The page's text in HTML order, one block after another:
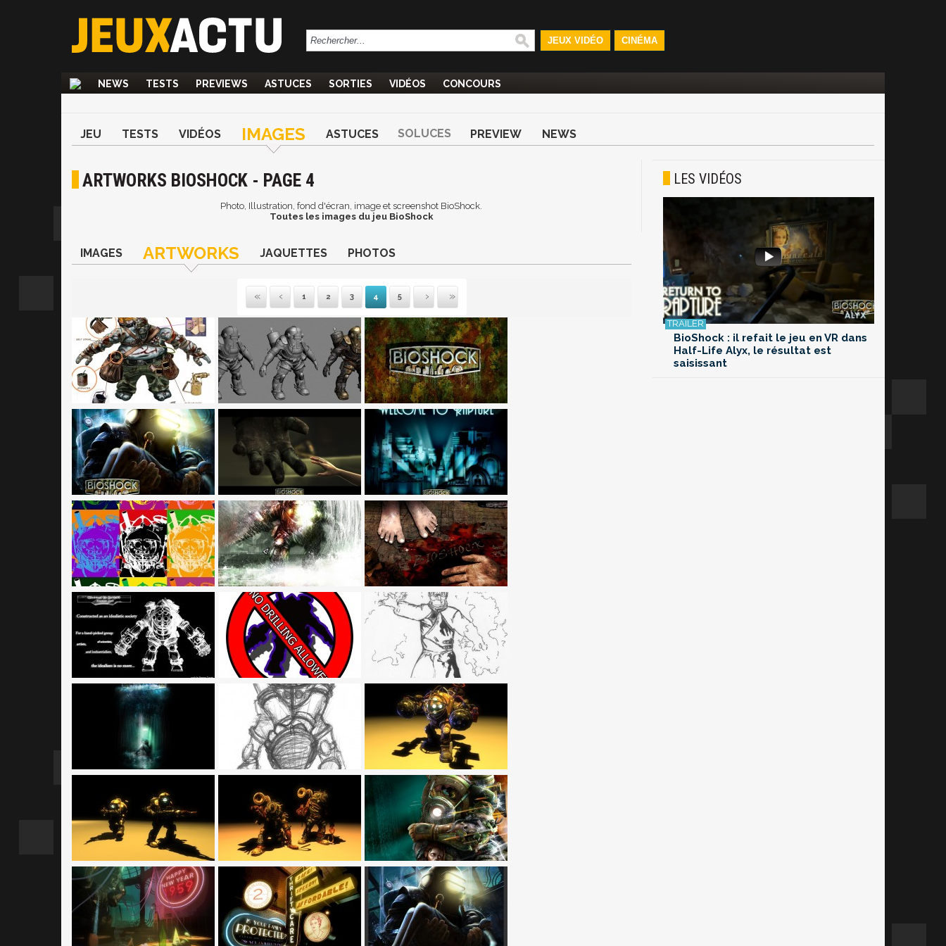
JEUX VIDÉO CINÉMA
NEWS TESTS PREVIEWS ASTUCES SORTIES VIDÉOS CONCOURS
JEU TESTS VIDÉOS IMAGES ASTUCES SOLUCES PREVIEW NEWS
ARTWORKS BIOSHOCK - PAGE 4
Photo, Illustration, fond d'écran, image et screenshot BioShock.
Toutes les images du jeu BioShock
IMAGES ARTWORKS JAQUETTES PHOTOS
Première
Précédente
1 2 3 4 5
Suivante
Dernière
LES VIDÉOS
BioShock : il refait le jeu en VR dans
Half-Life Alyx, le résultat est
saisissant